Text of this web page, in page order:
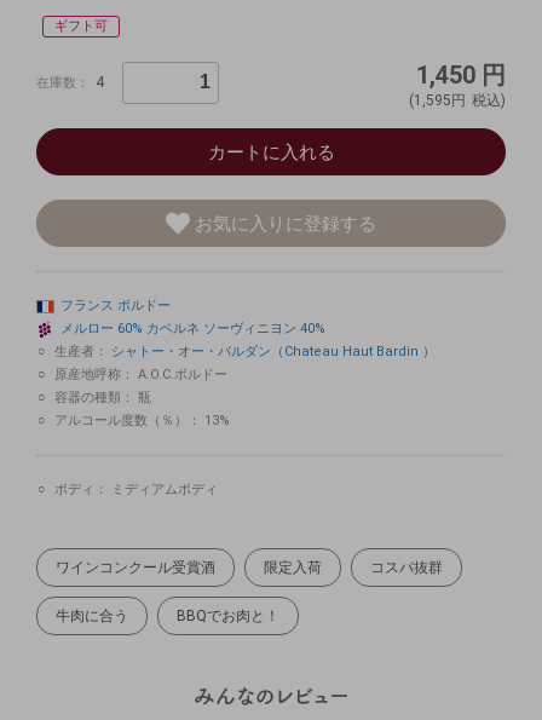
ギフト可
在庫数： 4 1,450 円
(1,595円 税込)
カートに入れる
お気に入りに登録する
フランス ボルドー
メルロー 60% カベルネ ソーヴィニヨン 40%
生産者：
シャトー・オー・バルダン（Chateau Haut Bardin ）
原産地呼称：
A.O.C.ボルドー
容器の種類：
瓶
アルコール度数（％）：
13%
ボディ： ミディアムボディ
ワインコンクール受賞酒 限定入荷 コスパ抜群
牛肉に合う BBQでお肉と！